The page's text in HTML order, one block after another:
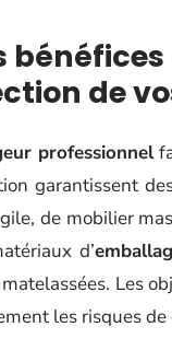
de
professionnel
garantissent
de mobilier
d’
Les
les risques de